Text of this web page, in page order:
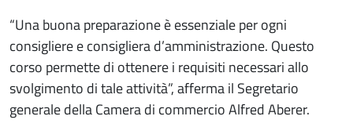
“Una buona preparazione è essenziale per ogni
consigliere e consigliera d’amministrazione. Questo
corso permette di ottenere i requisiti necessari allo
svolgimento di tale attività”, afferma il Segretario
generale della Camera di commercio Alfred Aberer.